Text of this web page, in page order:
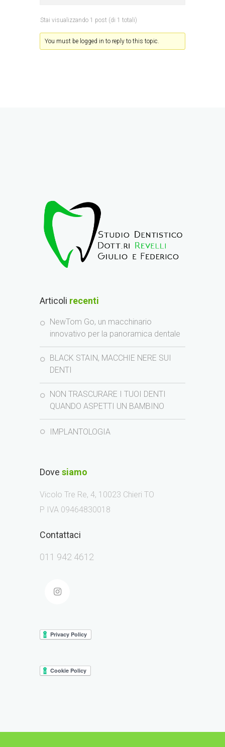
Stai visualizzando 1 post (di 1 totali)
You must be logged in to reply to this topic.
Articoli recenti
NewTom Go, un macchinario
innovativo per la panoramica dentale
BLACK STAIN, MACCHIE NERE SUI
DENTI
NON TRASCURARE I TUOI DENTI
QUANDO ASPETTI UN BAMBINO
IMPLANTOLOGIA
Dove siamo
Vicolo Tre Re, 4, 10023 Chieri TO
P IVA 09464830018
Contattaci
011 942 4612